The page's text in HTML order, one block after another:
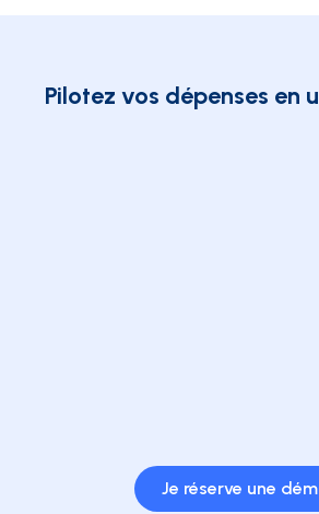
Pilotez vos dépenses en
Je réserve une